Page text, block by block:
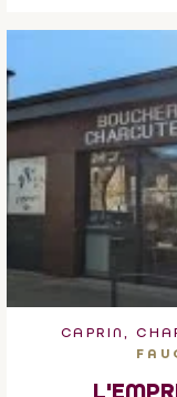
CAPRIN,